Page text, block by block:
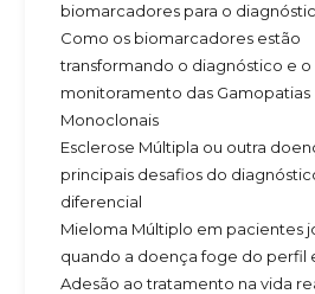
biomarcadores para o
Como os biomarcadores estão
transformando o diagnóstico e o
monitoramento das Gamopatias
Monoclonais
Esclerose Múltipla ou outra
principais desafios do
diferencial
Mieloma Múltiplo em pacientes
quando a doença foge do perfil
Adesão ao tratamento na vida